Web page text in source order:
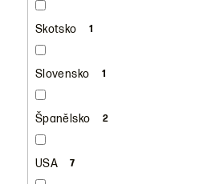
Skotsko 1
Slovensko 1
Španělsko 2
USA 7